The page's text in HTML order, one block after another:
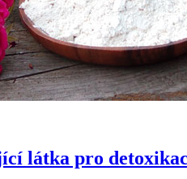
látka pro